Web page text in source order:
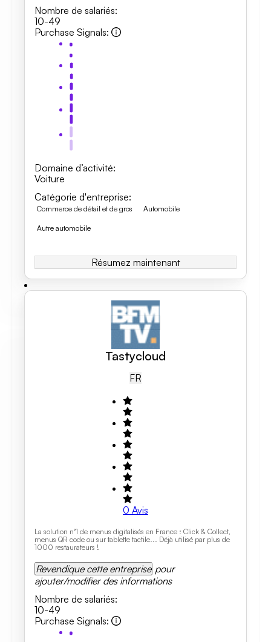
Nombre de salariés:
10-49
Purchase Signals:
Domaine d’activité:
Voiture
Catégorie d'entreprise:
Commerce de détail et de gros Automobile
Autre automobile
Résumez maintenant
Tastycloud
FR
0 Avis
La solution n°1 de menus digitalisés en France : Click & Collect,
menus QR code ou sur tablette tactile... Déjà utilisé par plus de
1000 restaurateurs !
Revendique cette entreprise pour
ajouter/modifier des informations
Nombre de salariés:
10-49
Purchase Signals: